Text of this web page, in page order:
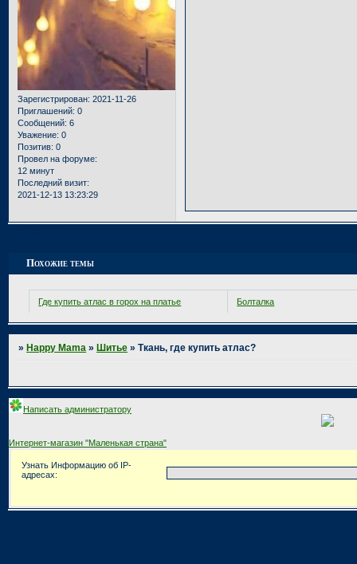
Зарегистрирован: 2021-11-26
Приглашений: 0
Сообщений: 6
Уважение: 0
Позитив: 0
Провел на форуме:
12 минут
Последний визит:
2021-12-13 13:23:29
Похожие темы
Где купить атлас в горох на платье Болталка
» Happy Mama » Шитье »Ткань, где купить атлас?
Написать администратору
Интернет-магазин "Маленькая страна"
Узнать Информацию об IP-
адресах: